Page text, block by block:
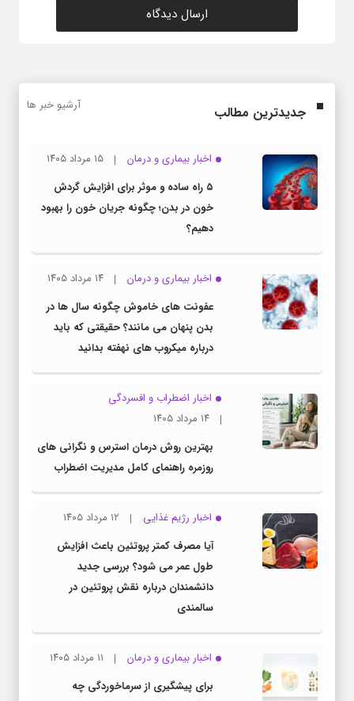
جدیدترین مطالب آرشیو خبر ها
اخبار بیماری و درمان
۱۵ مرداد ۱۴۰۵
۵ راه ساده و موثر برای افزایش گردش
خون در بدن؛ چگونه جریان خون را بهبود
دهیم؟
اخبار بیماری و درمان
۱۴ مرداد ۱۴۰۵
عفونت های خاموش چگونه سال ها در
بدن پنهان می مانند؟ حقیقتی که باید
درباره میکروب های نهفته بدانید
اخبار اضطراب و افسردگی
۱۴ مرداد ۱۴۰۵
بهترین روش درمان استرس و نگرانی های
روزمره راهنمای کامل مدیریت اضطراب
اخبار رژیم غذایی
۱۲ مرداد ۱۴۰۵
آیا مصرف کمتر پروتئین باعث افزایش
طول عمر می شود؟ بررسی جدید
دانشمندان درباره نقش پروتئین در
سالمندی
اخبار بیماری و درمان
۱۱ مرداد ۱۴۰۵
برای پیشگیری از سرماخوردگی چه